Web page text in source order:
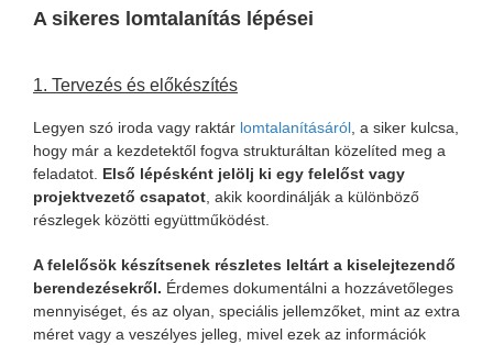
A sikeres lomtalanítás lépései
1. Tervezés és előkészítés
Legyen szó iroda vagy raktár lomtalanításáról, a siker kulcsa,
hogy már a kezdetektől fogva strukturáltan közelíted meg a
feladatot. Első lépésként jelölj ki egy felelőst vagy
projektvezető csapatot, akik koordinálják a különböző
részlegek közötti együttműködést.
A felelősök készítsenek részletes leltárt a kiselejtezendő
berendezésekről. Érdemes dokumentálni a hozzávetőleges
mennyiséget, és az olyan, speciális jellemzőket, mint az extra
méret vagy a veszélyes jelleg, mivel ezek az információk